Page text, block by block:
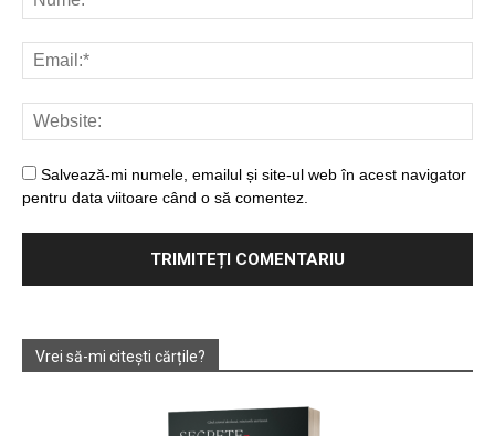
Salvează-mi numele, emailul și site-ul web în acest navigator
pentru data viitoare când o să comentez.
Vrei să-mi citești cărțile?